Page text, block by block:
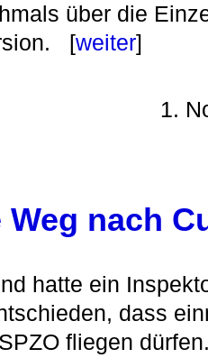
über die
[weiter]
1.
nach
hatte ein
dass
fliegen